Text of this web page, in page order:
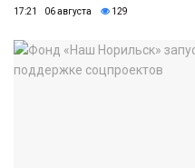
17:21 06 августа 129